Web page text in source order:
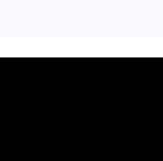
น้ำปลา 1.5 ลิตร 57
ก. 45 บาท พริกป่น 100